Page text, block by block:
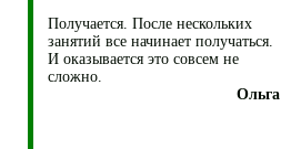
Получается. После нескольких
занятий все начинает получаться.
И оказывается это совсем не
сложно.
Ольга